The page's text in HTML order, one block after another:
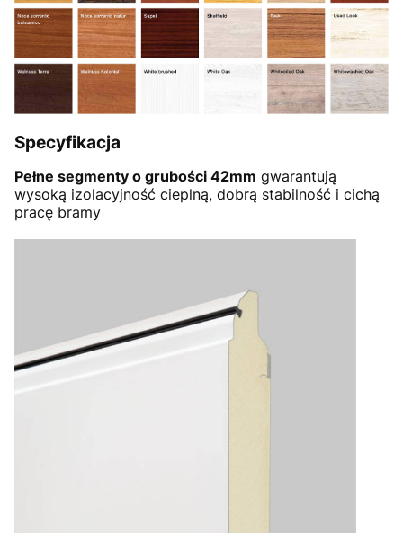
Specyfikacja
Pełne segmenty o grubości 42mm gwarantują
wysoką izolacyjność cieplną, dobrą stabilność i cichą
pracę bramy